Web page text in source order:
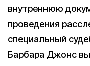
внутреннюю
проведения
специальный
Барбара Джонс